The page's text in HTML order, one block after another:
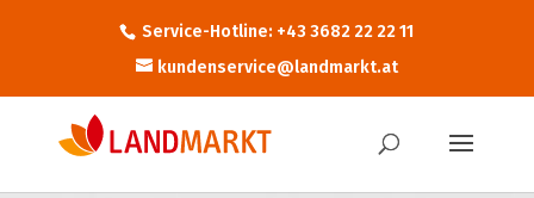
Service-Hotline: +43 3682 22 22 11
kundenservice@landmarkt.at